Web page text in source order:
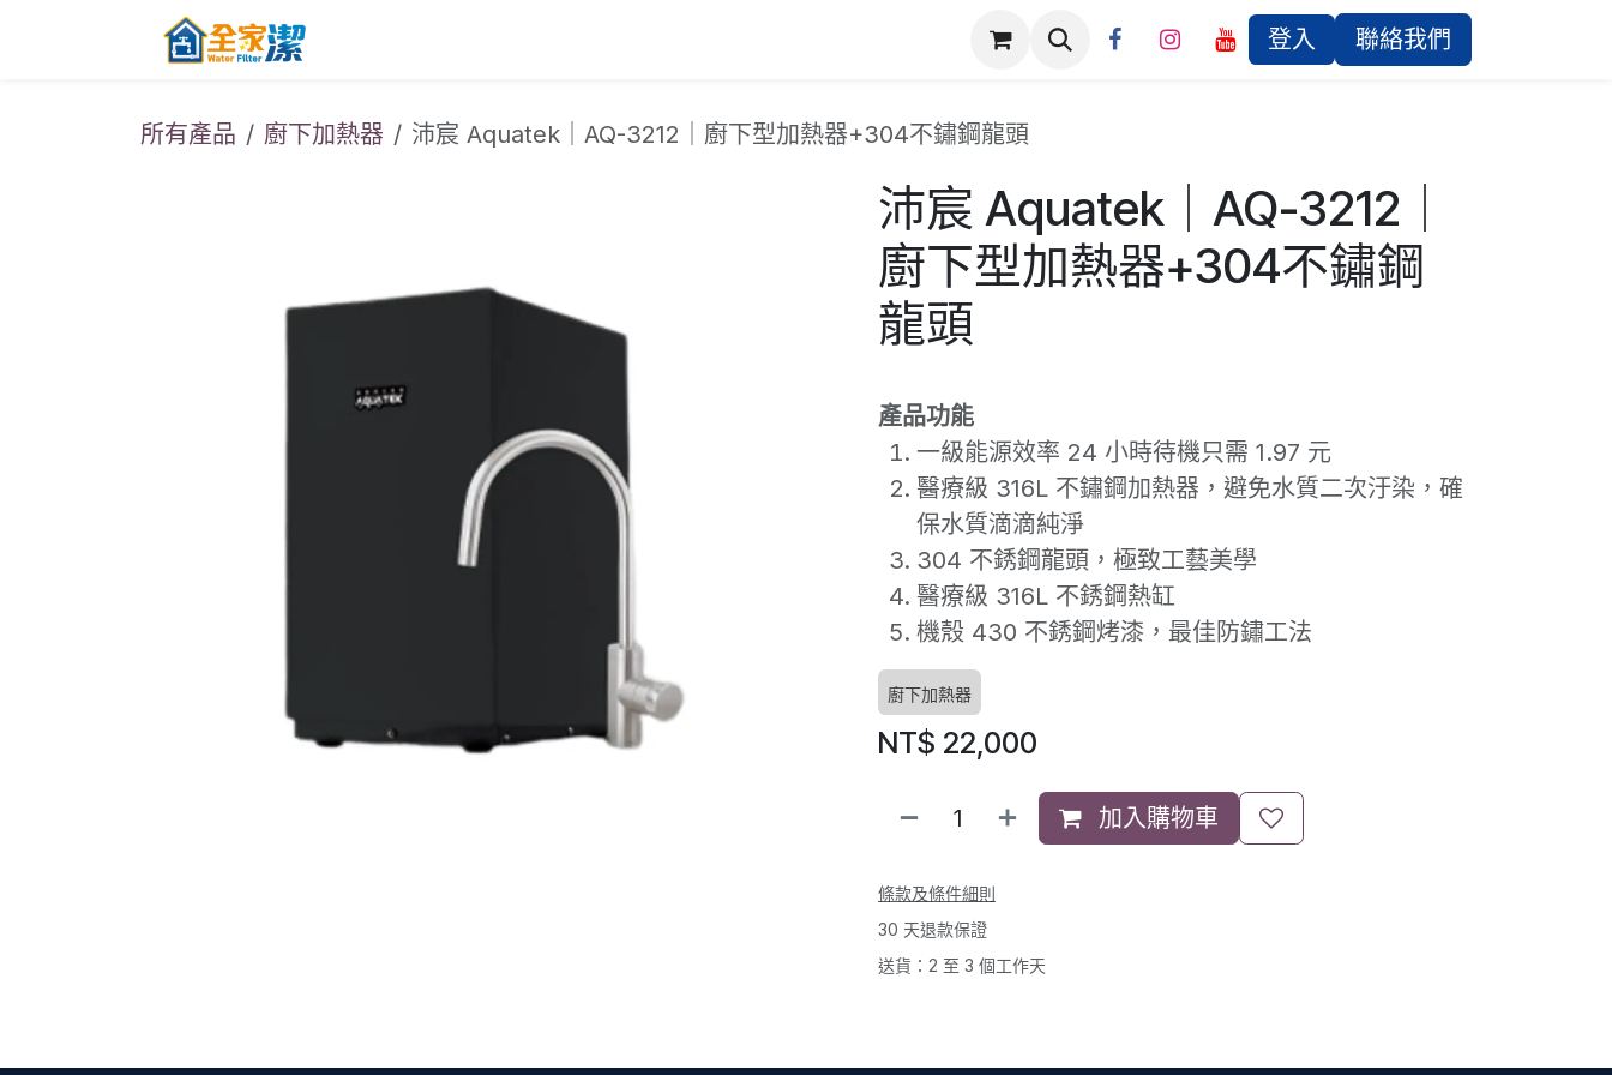
產品保固登錄 登入 聯絡我們
所有產品 廚下加熱器 沛宸 Aquatek｜AQ-3212｜廚下型加熱器+304不鏽鋼龍頭
沛宸 Aquatek｜AQ-3212｜
廚下型加熱器+304不鏽鋼
龍頭
產品功能
一級能源效率 24 小時待機只需 1.97 元
醫療級 316L 不鏽鋼加熱器，避免水質二次汙染，確
保水質滴滴純淨
304 不銹鋼龍頭，極致工藝美學
醫療級 316L 不銹鋼熱缸
機殼 430 不銹鋼烤漆，最佳防鏽工法
廚下加熱器
NT$ 22,000
加入購物車
條款及條件細則
30 天退款保證
送貨：2 至 3 個工作天